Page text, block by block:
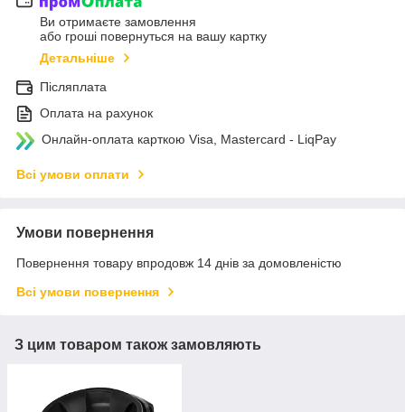
Ви отримаєте замовлення
або гроші повернуться на вашу картку
Детальніше
Післяплата
Оплата на рахунок
Онлайн-оплата карткою Visa, Mastercard - LiqPay
Всі умови оплати
Умови повернення
Повернення товару впродовж 14 днів за домовленістю
Всі умови повернення
З цим товаром також замовляють